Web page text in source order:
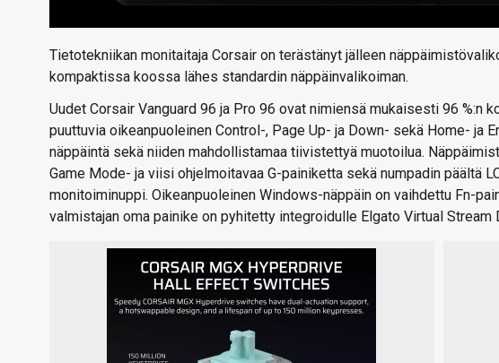
Tietotekniikan monitaitaja Corsair on terästänyt jälleen
kompaktissa koossa lähes standardin näppäinvalikoiman.
Uudet Corsair Vanguard 96 ja Pro 96 ovat nimiensä mukaisesti 96 %:n
puuttuvia oikeanpuoleinen Control-, Page Up- ja Down- sekä Home- ja
näppäintä sekä niiden mahdollistamaa tiivistettyä muotoilua.
Game Mode- ja viisi ohjelmoitavaa G-painiketta sekä numpadin päältä
monitoiminuppi. Oikeanpuoleinen Windows-näppäin on vaihdettu Fn-
valmistajan oma painike on pyhitetty integroidulle Elgato Virtual